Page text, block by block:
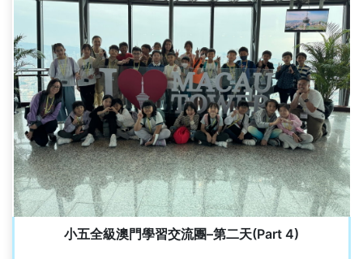
小五全級澳門學習交流團–第二天(Part 4)